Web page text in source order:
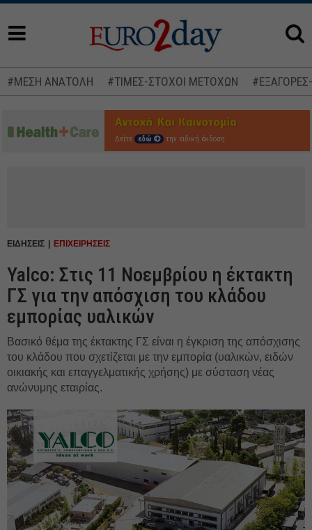
#ΜΕΣΗ ΑΝΑΤΟΛΗ #ΤΙΜΕΣ-ΣΤΟΧΟΙ ΜΕΤΟΧΩΝ
Δείτε εδώ την ειδική έκδοση
ΕΙΔΗΣΕΙΣ ΕΠΙΧΕΙΡΗΣΕΙΣ
Yalco: Στις 11 Νοεμβρίου η έκτακτη
ΓΣ για την απόσχιση του κλάδου
εμπορίας υαλικών
Βασικό θέμα της έκτακτης ΓΣ είναι η έγκριση της απόσχισης
του κλάδου που σχετίζεται με την εμπορία (υαλικών, ειδών
οικιακής και επαγγελματικής χρήσης) με σύσταση νέας
ανώνυμης εταιρίας.